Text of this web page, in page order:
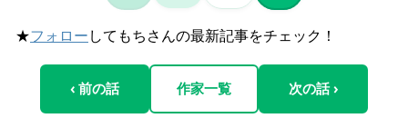
★フォロー してもちさんの最新記事をチェック！
‹ 前の話 作家一覧 次の話 ›